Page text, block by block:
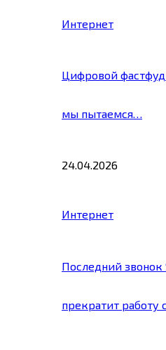
Интернет
Цифровой
мы пытаемся…
24.04.2026
Интернет
Последний
прекратит работу